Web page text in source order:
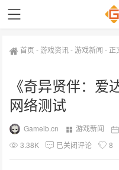
首页 -游戏资讯-游戏新闻 - 正
《奇异贤伴：爱
网络测试
Gameib.cn 游戏新闻
3.38K
已关闭评论 8